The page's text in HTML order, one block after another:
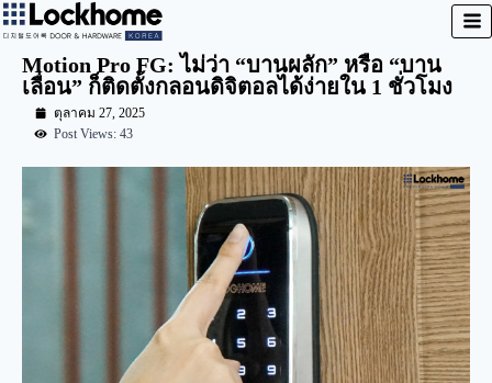
Motion Pro FG: ไม่ว่า “บานผลัก” หรือ “บาน
เลื่อน” ก็ติดตั้งกลอนดิจิตอลได้ง่ายใน 1 ชั่วโมง
ตุลาคม 27, 2025
Post Views: 43